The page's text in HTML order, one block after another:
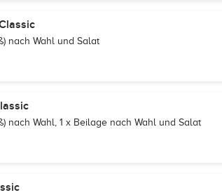
nach Wahl und Salat
nach Wahl, 1 x Beilage nach Wahl und Salat